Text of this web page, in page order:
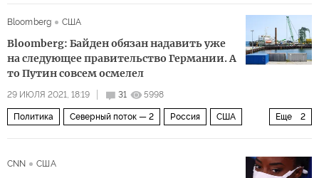
Bloomberg
США
Bloomberg: Байден обязан надавить уже
на следующее правительство Германии. А
то Путин совсем осмелел
29 ИЮЛЯ 2021, 18:19 31 5998
Еще 2
Политика Северный поток — 2 Россия США
CNN США